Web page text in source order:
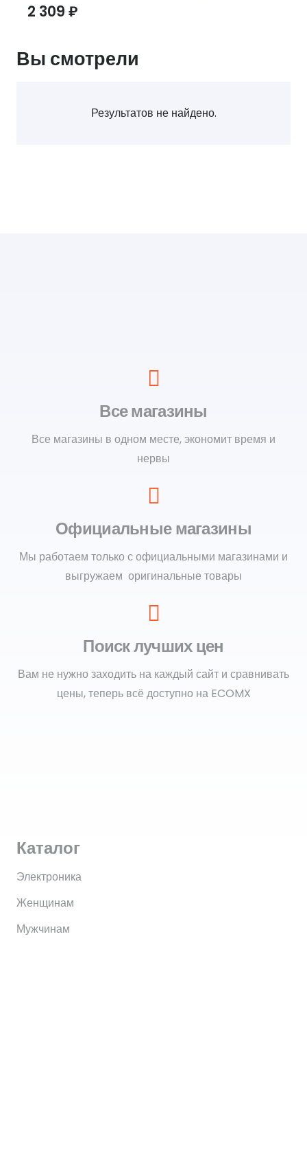
2 309 ₽
Вы смотрели
Результатов не найдено.
Все магазины
Все магазины в одном месте, экономит время и
нервы
Официальные магазины
Мы работаем только с официальными магазинами и
выгружаем оригинальные товары
Поиск лучших цен
Вам не нужно заходить на каждый сайт и сравнивать
цены, теперь всё доступно на ECOMX
Каталог
Электроника
Женщинам
Мужчинам